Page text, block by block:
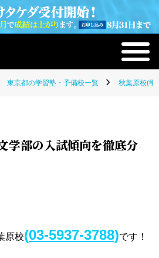
東京都の学習塾・予備校一覧 秋葉原校(学
学部の入試傾向を徹底分
原校(03-5937-3788)です！